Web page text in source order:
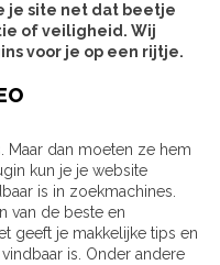
je site net dat beetje
of veiligheid. Wij
voor je op een rijtje.
Maar dan moeten ze hem
kun je je website
is in zoekmachines.
van de beste en
geeft je makkelijke tips en
is. Onder andere